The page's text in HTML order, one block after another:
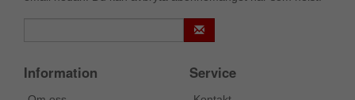
Information Service